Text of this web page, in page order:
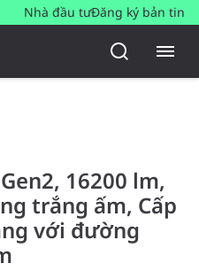
Nhà đầu tưĐăng ký bản tin
16200 lm,
trắng ấm, Cấp
với đường